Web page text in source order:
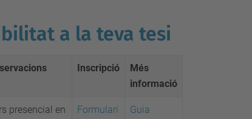
a la teva tesi
Inscripció
Més
informació
presencial en
Formulari
Guia